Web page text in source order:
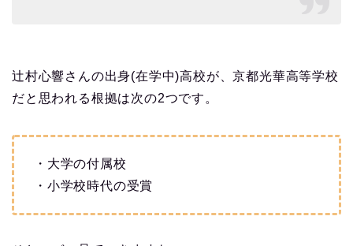
辻村心響さんの出身(在学中)高校が、京都光華高等学校
だと思われる根拠は次の2つです。
・大学の付属校
・小学校時代の受賞